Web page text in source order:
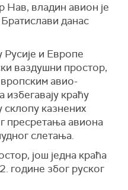
Нав, владин авион је
данас
Русије и Европе
ваздушни простор,
авио-
краћу
склопу казнених
пресретања авиона
слетања.
још једна краћа
године због руског